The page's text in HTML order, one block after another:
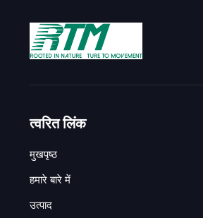
त्वरित लिंक
मुखपृष्ठ
हमारे बारे में
उत्पाद